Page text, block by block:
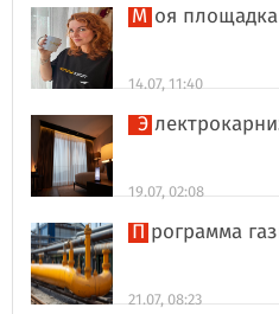
Моя
14.07, 11:40
19.07, 02:08
Программа
21.07, 08:23